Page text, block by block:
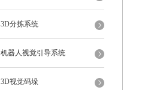
3D分拣系统
机器人视觉引导系统
3D视觉码垛